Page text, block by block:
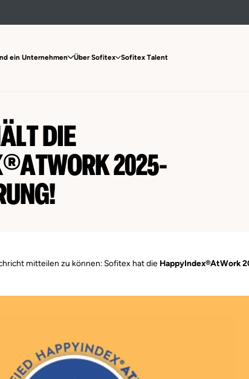
ein Unternehmen Über Sofitex Sofitex Talent
DIE
2025-
mitteilen zu können: Sofitex hat die HappyIndex®AtWork